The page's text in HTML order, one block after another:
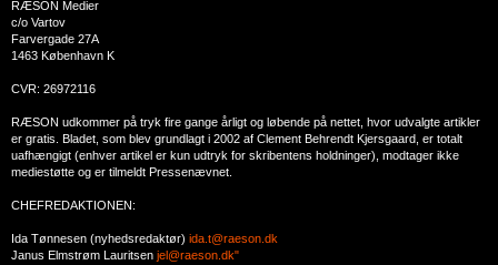
RÆSON Medier
c/o Vartov
Farvergade 27A
1463 København K
CVR: 26972116
RÆSON udkommer på tryk fire gange årligt og løbende på nettet, hvor udvalgte artikler
er gratis. Bladet, som blev grundlagt i 2002 af Clement Behrendt Kjersgaard, er totalt
uafhængigt (enhver artikel er kun udtryk for skribentens holdninger), modtager ikke
mediestøtte og er tilmeldt Pressenævnet.
CHEFREDAKTIONEN:
Ida Tønnesen (nyhedsredaktør) ida.t@raeson.dk
Janus Elmstrøm Lauritsen jel@raeson.dk"